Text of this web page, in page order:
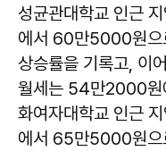
성균관대학교 인근
에서 60만5000원으
상승률을 기록고, 이
월세는 54만2000
화여자대학교 인근
에서 65만5000원